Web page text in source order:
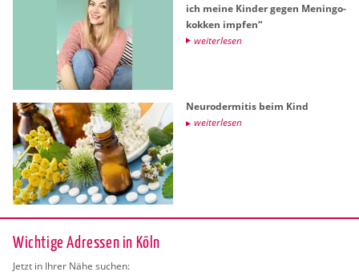
ich meine Kin­der gegen Me­nin­go­
kok­ken imp­fen“
wei­ter­le­sen
Neu­ro­der­mi­tis beim Kind
wei­ter­le­sen
Wichtige Adressen in Köln
Jetzt in Ihrer Nähe suchen: